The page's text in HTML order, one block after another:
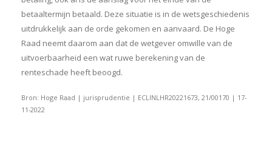
betaaltermijn betaald. Deze situatie is in de wetsgeschiedenis
uitdrukkelijk aan de orde gekomen en aanvaard. De Hoge
Raad neemt daarom aan dat de wetgever omwille van de
uitvoerbaarheid een wat ruwe berekening van de
renteschade heeft beoogd.
Bron: Hoge Raad | jurisprudentie | ECLINLHR20221673, 21/00170 | 17-
11-2022